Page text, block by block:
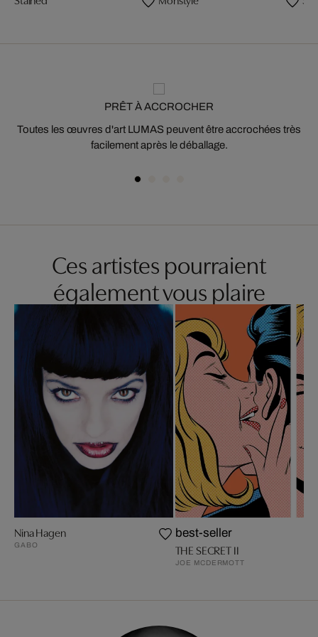
PRÊT À ACCROCHER
Toutes les œuvres d'art LUMAS peuvent être accrochées très
facilement après le déballage.
Ces artistes pourraient
également vous plaire
Nina Hagen
GABO
best-seller
THE SECRET II
JOE MCDERMOTT